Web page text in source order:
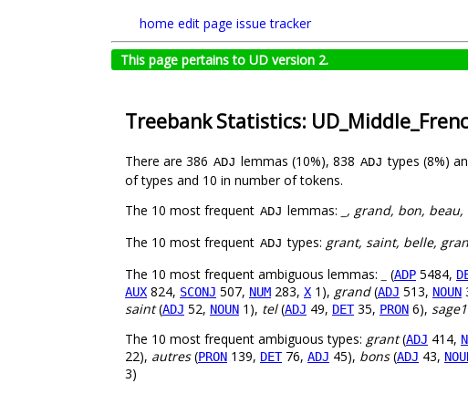
home edit page issue tracker
This page pertains to UD version 2.
Treebank Statistics:
There are 386 ADJ lemmas (10%), 838 ADJ types (8%)
of types and 10 in number of tokens.
The 10 most frequent ADJ lemmas:
_, grand, bon,
The 10 most frequent ADJ types: grant, saint, belle,
The 10 most frequent ambiguous lemmas:
(ADP 5484,
AUX 824, SCONJ 507, NUM 283, X 1), grand(ADJ 513, NOUN
saint(ADJ 52, NOUN 1), tel(ADJ 49, DET35, PRON 6), sage1
The 10 most frequent ambiguous types: grant(ADJ 414,
22), autres(PRON 139, DET76, ADJ 45), bons(ADJ 43,
3)